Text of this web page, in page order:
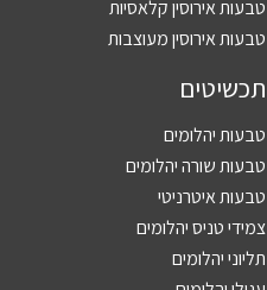
טבעות אירוסין קלאסיות
טבעות אירוסין מעוצבות
תכשיטים
טבעות יהלומים
טבעות שורה יהלומים
טבעות איטרניטי
צמידי טניס יהלומים
תליוני יהלומים